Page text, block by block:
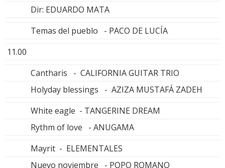
Dir: EDUARDO MATA
Temas del pueblo - PACO DE LUCÍA
11.00
Cantharis - CALIFORNIA GUITAR TRIO
Holyday blessings - AZIZA MUSTAFÁ ZADEH
White eagle - TANGERINE DREAM
Rythm of love - ANUGAMA
Mayrit - ELEMENTALES
Nuevo noviembre - POPO ROMANO